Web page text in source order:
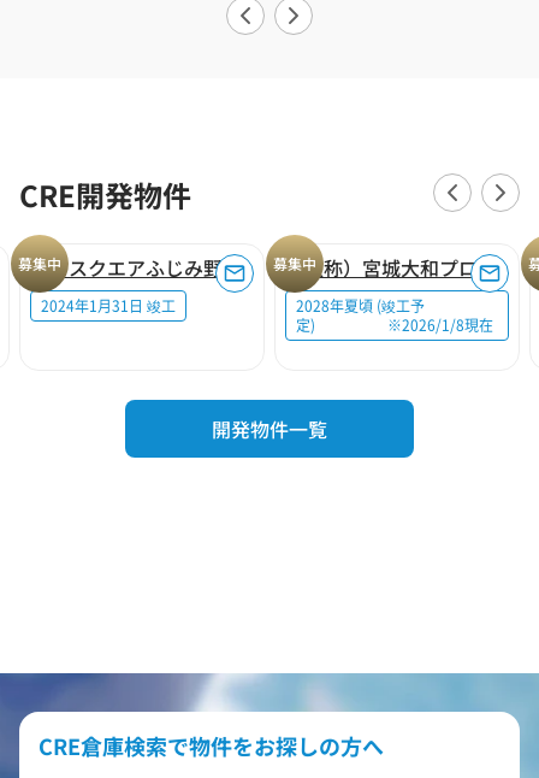
CRE開発物件
募集中
ロジスクエアふじみ野A
2024年1月31日 竣工
募集中 （仮称）宮城大和プロジェクト
2028年夏頃 (竣工予
定) ※2026/1/8現在
開発物件一覧
CRE倉庫検索で物件をお探しの方へ